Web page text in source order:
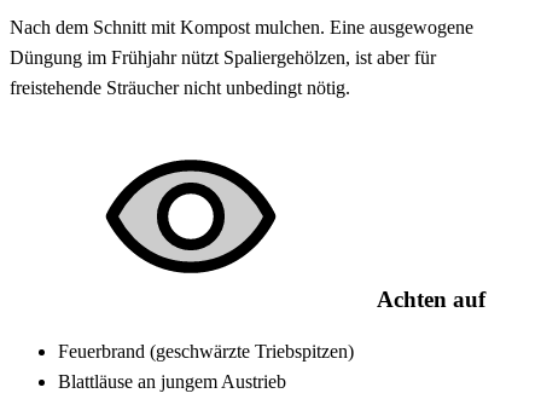
Nach dem Schnitt mit Kompost mulchen. Eine ausgewogene
Düngung im Frühjahr nützt Spaliergehölzen, ist aber für
freistehende Sträucher nicht unbedingt nötig.
Achten auf
Feuerbrand (geschwärzte Triebspitzen)
Blattläuse an jungem Austrieb